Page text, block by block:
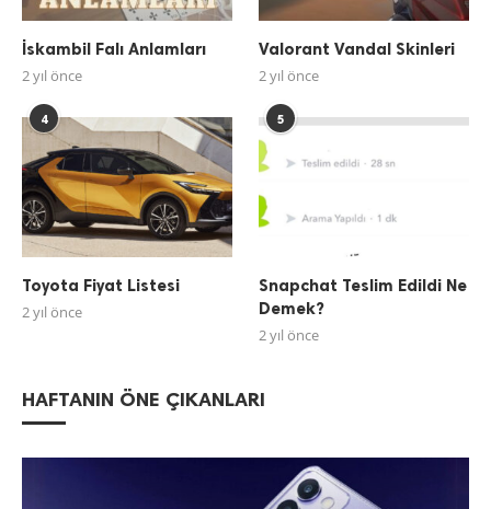
İskambil Falı Anlamları
2 yıl önce
Valorant Vandal Skinleri
2 yıl önce
4
Toyota Fiyat Listesi
2 yıl önce
5
Snapchat Teslim Edildi Ne
Demek?
2 yıl önce
HAFTANIN ÖNE ÇIKANLARI